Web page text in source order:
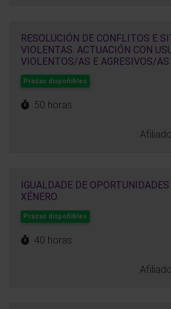
RESOLUCIÓN DE CONFLITOS E
VIOLENTAS. ACTUACIÓN CON
VIOLENTOS/AS E AGRESIVOS/AS
Prazas dispoñibles
50 horas
IGUALDADE DE
XÉNERO
Prazas dispoñibles
40 horas